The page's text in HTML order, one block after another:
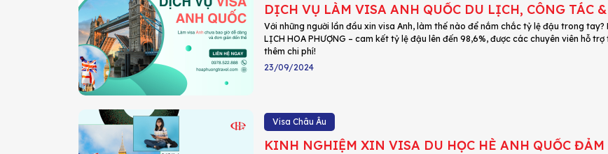
DỊCH VỤ LÀM VISA ANH QUỐC DU LỊCH, CÔNG TÁC
Với những người lần đầu xin visa Anh, làm thế nào để nắm chắc tỷ lệ đậu trong
LỊCH HOA PHƯỢNG – cam kết tỷ lệ đậu lên đến 98,6%, được các chuyên viên hỗ
thêm chi phí!
23/09/2024
Visa Châu Âu
KINH NGHIỆM XIN VISA DU HỌC HÈ ANH QUỐC